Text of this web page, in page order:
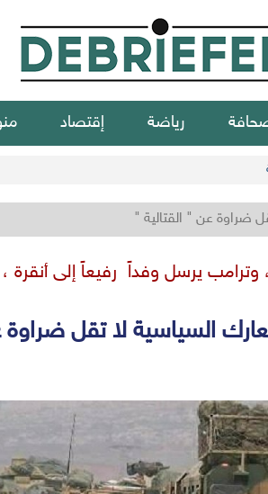
رياضة إقتصاد
ضراوة عن " القتالية "
يرسل وفداً رفيعاً إلى أنقرة ،
السياسية لا تقل ضراوة